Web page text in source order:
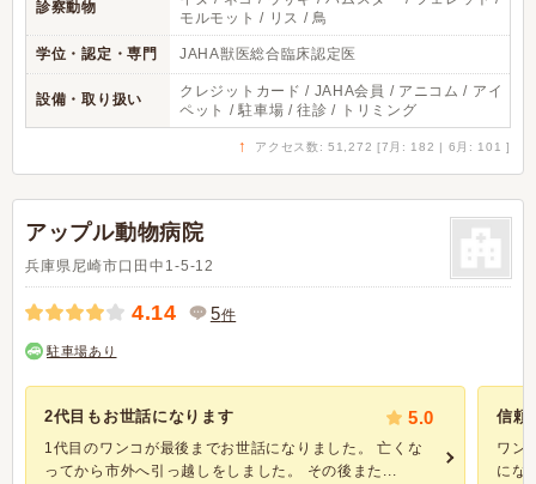
診察動物
モルモット / リス / 鳥
学位・認定・専門 JAHA獣医総合臨床認定医
設備・取り扱い
クレジットカード / JAHA会員 / アニコム / アイ
ペット / 駐車場 / 往診 / トリミング
↑ アクセス数: 51,272 [7月: 182 | 6月: 101 ]
アップル動物病院
兵庫県尼崎市口田中1-5-12
4.14 5件
駐車場あり
2代目もお世話になります 5.0
1代目のワンコが最後までお世話になりました。 亡くな
ってから市外へ引っ越しをしました。 その後また...
信頼
ワン
にな